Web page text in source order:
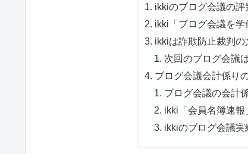
ikkiのブログ会議の
ikki「ブログ会議を
ikkiは詐欺防止裁判
次回のブログ会議
ブログ会議会計係り
ブログ会議の会計
ikki「会員名簿速
ikkiのブログ会議